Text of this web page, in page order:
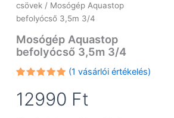
csövek / Mosógép Aquastop
befolyócső 3,5m 3/4
Mosógép Aquastop
befolyócső 3,5m 3/4
5.00az 5-
ből,
(1 vásárlói értékelés)
12990 Ft